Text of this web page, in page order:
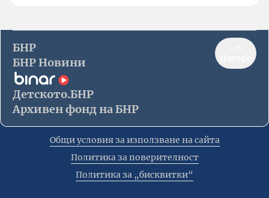
БНР
БНР Новини
Детското.БНР
Архивен фонд на БНР
Общи условия за използване на сайта
Политика за поверителност
Политика за „бисквитки“